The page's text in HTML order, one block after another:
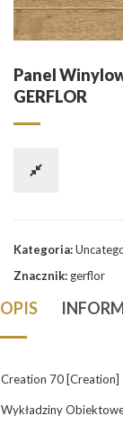
Panel
GERFLOR
Kategoria:
Znacznik: gerflor
OPIS
Creation 70 [Creation]
Wykładziny